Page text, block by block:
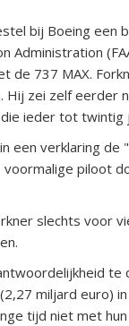
bij Boeing een
Administration
de 737 MAX.
zei zelf eerder
ieder tot twintig
een verklaring de
piloot
slechts voor
te
miljard euro)
tijd niet met